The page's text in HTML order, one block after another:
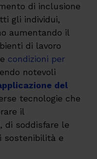
di inclusione
gli individui,
aumentando il
di lavoro
condizioni per
notevoli
del
tecnologie che
il
di soddisfare le
sostenibilità e